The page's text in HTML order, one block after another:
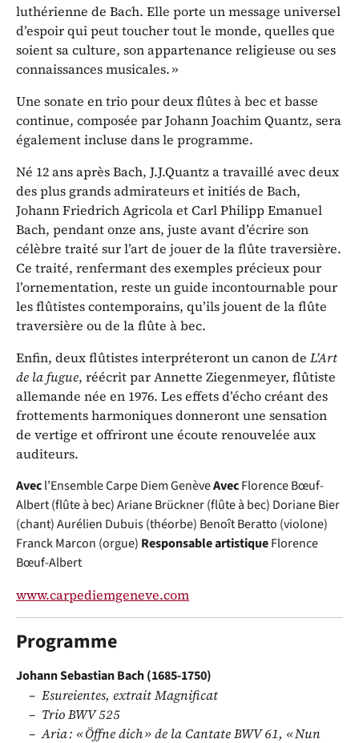
luthérienne de Bach. Elle porte un message universel
d’espoir qui peut toucher tout le monde, quelles que
soient sa culture, son appartenance religieuse ou ses
connaissances musicales. »
Une sonate en trio pour deux flûtes à bec et basse
continue, composée par Johann Joachim Quantz, sera
également incluse dans le programme.
Né 12 ans après Bach, J.J.Quantz a travaillé avec deux
des plus grands admirateurs et initiés de Bach,
Johann Friedrich Agricola et Carl Philipp Emanuel
Bach, pendant onze ans, juste avant d’écrire son
célèbre traité sur l’art de jouer de la flûte traversière.
Ce traité, renfermant des exemples précieux pour
l’ornementation, reste un guide incontournable pour
les flûtistes contemporains, qu’ils jouent de la flûte
traversière ou de la flûte à bec.
Enfin, deux flûtistes interpréteront un canon de L’Art
de la fugue, réécrit par Annette Ziegenmeyer, flûtiste
allemande née en 1976. Les effets d’écho créant des
frottements harmoniques donneront une sensation
de vertige et offriront une écoute renouvelée aux
auditeurs.
Avecl’Ensemble Carpe Diem GenèveAvecFlorence Bœuf-
Albert (flûte à bec)Ariane Brückner (flûte à bec) Doriane Bier
(chant)Aurélien Dubuis (théorbe) Benoît Beratto (violone)
Franck Marcon (orgue) Responsable artistiqueFlorence
Bœuf-Albert
www.carpediemgeneve.com
Programme
Johann Sebastian Bach (1685-1750)
Esureientes, extrait Magnificat
Trio BWV 525
Aria : « Öffne dich » de la Cantate BWV 61, « Nun